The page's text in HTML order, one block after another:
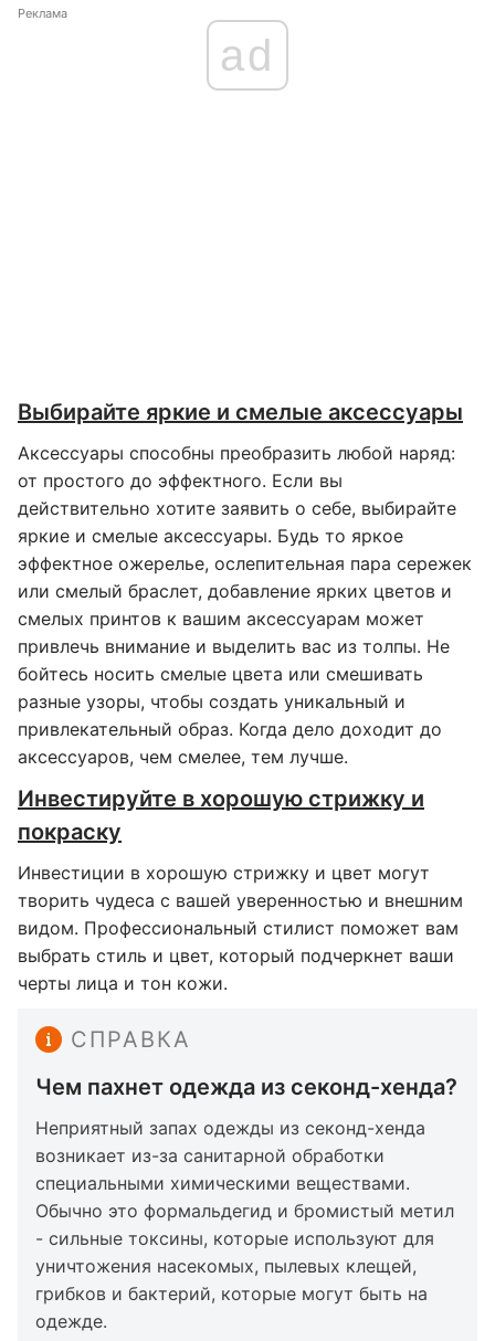
Реклама
ad
Выбирайте яркие и смелые аксессуары
Аксессуары способны преобразить любой наряд:
от простого до эффектного. Если вы
действительно хотите заявить о себе, выбирайте
яркие и смелые аксессуары. Будь то яркое
эффектное ожерелье, ослепительная пара сережек
или смелый браслет, добавление ярких цветов и
смелых принтов к вашим аксессуарам может
привлечь внимание и выделить вас из толпы. Не
бойтесь носить смелые цвета или смешивать
разные узоры, чтобы создать уникальный и
привлекательный образ. Когда дело доходит до
аксессуаров, чем смелее, тем лучше.
Инвестируйте в хорошую стрижку и
покраску
Инвестиции в хорошую стрижку и цвет могут
творить чудеса с вашей уверенностью и внешним
видом. Профессиональный стилист поможет вам
выбрать стиль и цвет, который подчеркнет ваши
черты лица и тон кожи.
СПРАВКА
Чем пахнет одежда из секонд-хенда?
Неприятный запах одежды из секонд-хенда
возникает из-за санитарной обработки
специальными химическими веществами.
Обычно это формальдегид и бромистый метил
- сильные токсины, которые используют для
уничтожения насекомых, пылевых клещей,
грибков и бактерий, которые могут быть на
одежде.